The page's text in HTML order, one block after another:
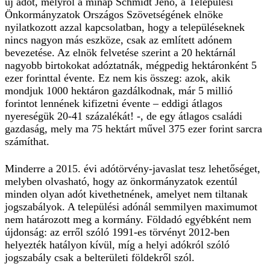
Önkormányzatok Országos Szövetségének elnöke
nyilatkozott azzal kapcsolatban, hogy a településeknek
nincs nagyon más eszköze, csak az említett adónem
bevezetése. Az elnök felvetése szerint a 20 hektárnál
nagyobb birtokokat adóztatnák, mégpedig hektáronként 5
ezer forinttal évente. Ez nem kis összeg: azok, akik
mondjuk 1000 hektáron gazdálkodnak, már 5 millió
forintot lennének kifizetni évente – eddigi átlagos
nyereségük 20-41 százalékát! -, de egy átlagos családi
gazdaság, mely ma 75 hektárt művel 375 ezer forint sarcra
számíthat.
Minderre a 2015. évi adótörvény-javaslat tesz lehetőséget,
melyben olvasható, hogy az önkormányzatok ezentúl
minden olyan adót kivethetnének, amelyet nem tiltanak
jogszabályok. A települési adónál semmilyen maximumot
nem határozott meg a kormány. Földadó egyébként nem
újdonság: az erről szóló 1991-es törvényt 2012-ben
helyezték hatályon kívül, míg a helyi adókról szóló
jogszabály csak a belterületi földekről szól.